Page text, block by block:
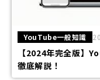
YouTube一般知識
【2024年完全版】
徹底解説！